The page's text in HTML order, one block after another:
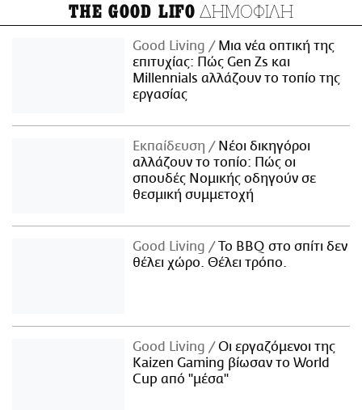
THE GOOD LIFO ΔΗΜΟΦΙΛΗ
Good Living
Μια νέα οπτική της
επιτυχίας: Πώς Gen Zs και
Millennials αλλάζουν το τοπίο της
εργασίας
Εκπαίδευση
Νέοι δικηγόροι
αλλάζουν το τοπίο: Πώς οι
σπουδές Νομικής οδηγούν σε
θεσμική συμμετοχή
Good Living
Το BBQ στο σπίτι δεν
θέλει χώρο. Θέλει τρόπο.
Good Living
Οι εργαζόμενοι της
Kaizen Gaming βίωσαν το World
Cup από "μέσα"